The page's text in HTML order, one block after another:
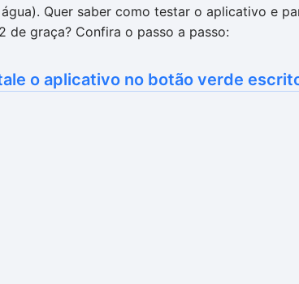
Quer saber como testar o aplicativo e
de graça? Confira o passo a passo:
o aplicativo no botão verde